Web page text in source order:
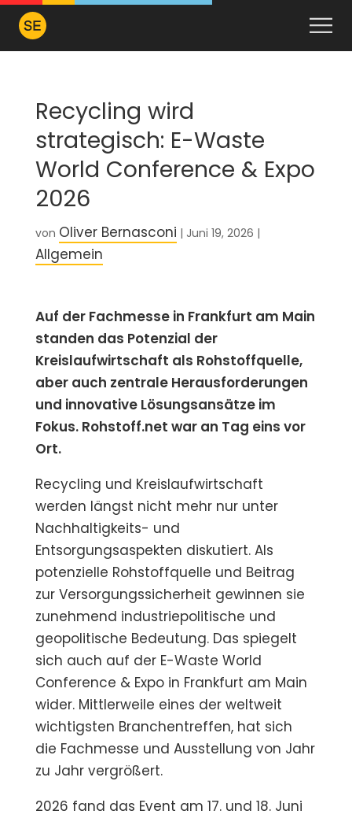
Recycling wird
strategisch: E-Waste
World Conference & Expo
2026
von Oliver Bernasconi | Juni 19, 2026 |
Allgemein
Auf der Fachmesse in Frankfurt am Main
standen das Potenzial der
Kreislaufwirtschaft als Rohstoffquelle,
aber auch zentrale Herausforderungen
und innovative Lösungsansätze im
Fokus. Rohstoff.net war an Tag eins vor
Ort.
Recycling und Kreislaufwirtschaft
werden längst nicht mehr nur unter
Nachhaltigkeits- und
Entsorgungsaspekten diskutiert. Als
potenzielle Rohstoffquelle und Beitrag
zur Versorgungssicherheit gewinnen sie
zunehmend industriepolitische und
geopolitische Bedeutung. Das spiegelt
sich auch auf der E-Waste World
Conference & Expo in Frankfurt am Main
wider. Mittlerweile eines der weltweit
wichtigsten Branchentreffen, hat sich
die Fachmesse und Ausstellung von Jahr
zu Jahr vergrößert.
2026 fand das Event am 17. und 18. Juni